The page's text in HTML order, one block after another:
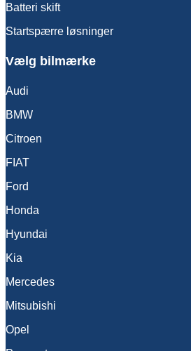
Batteri skift
Startspærre løsninger
Vælg bilmærke
Audi
BMW
Citroen
FIAT
Ford
Honda
Hyundai
Kia
Mercedes
Mitsubishi
Opel